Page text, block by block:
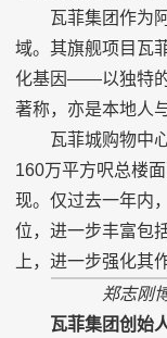
瓦菲集团作为
域。其旗舰项目瓦
化基因——以独特的
著称，亦是本地人
瓦菲城购物中
160万平方呎总楼
现。仅过去一年内
位，进一步丰富包
上，进一步强化其
郑志刚
瓦菲集团创始